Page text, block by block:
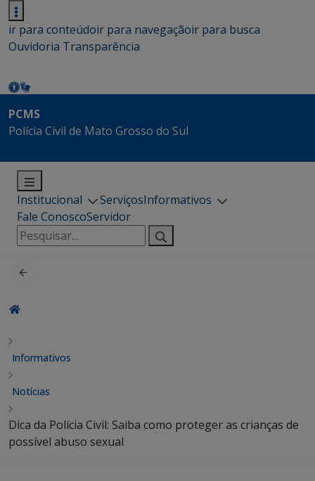
ir para conteúdoir para navegaçãoir para busca
Ouvidoria Transparência
PCMS
Polícia Civil de Mato Grosso do Sul
Institucional ServiçosInformativos
Fale ConoscoServidor
Pesquisar
por:
Informativos
Notícias
Dica da Polícia Civil: Saiba como proteger as crianças de
possível abuso sexual